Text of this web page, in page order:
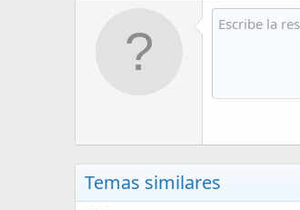
Temas similares